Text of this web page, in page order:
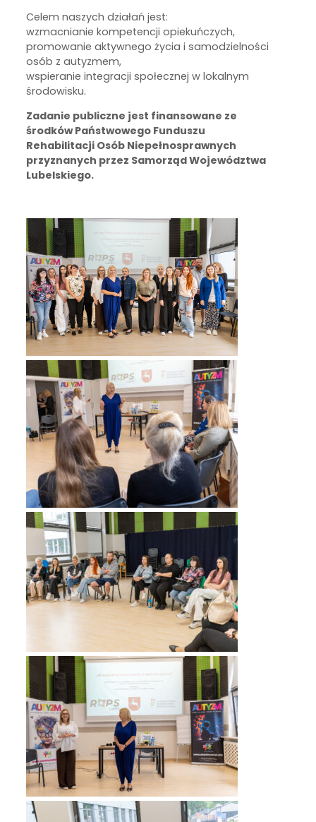
Celem naszych działań jest:
wzmacnianie kompetencji opiekuńczych,
promowanie aktywnego życia i samodzielności
osób z autyzmem,
wspieranie integracji społecznej w lokalnym
środowisku.
Zadanie publiczne jest finansowane ze
środków Państwowego Funduszu
Rehabilitacji Osób Niepełnosprawnych
przyznanych przez Samorząd Województwa
Lubelskiego.